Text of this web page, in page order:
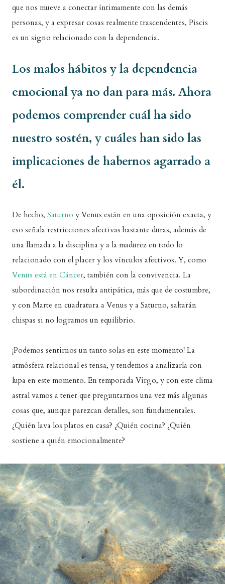
que nos mueve a conectar íntimamente con las demás
personas, y a expresar cosas realmente trascendentes, Piscis
es un signo relacionado con la dependencia.
Los malos hábitos y la dependencia
emocional ya no dan para más. Ahora
podemos comprender cuál ha sido
nuestro sostén, y cuáles han sido las
implicaciones de habernos agarrado a
él.
De hecho, Saturno y Venus están en una oposición exacta, y
eso señala restricciones afectivas bastante duras, además de
una llamada a la disciplina y a la madurez en todo lo
relacionado con el placer y los vínculos afectivos. Y, como
Venus está en Cáncer, también con la convivencia. La
subordinación nos resulta antipática, más que de costumbre,
y con Marte en cuadratura a Venus y a Saturno, saltarán
chispas si no logramos un equilibrio.
¡Podemos sentirnos un tanto solas en este momento! La
atmósfera relacional es tensa, y tendemos a analizarla con
lupa en este momento. En temporada Virgo, y con este clima
astral vamos a tener que preguntarnos una vez más algunas
cosas que, aunque parezcan detalles, son fundamentales.
¿Quién lava los platos en casa? ¿Quién cocina? ¿Quién
sostiene a quién emocionalmente?